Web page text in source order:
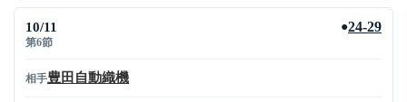
10/11
第6節
●24-29
相手豊田自動織機